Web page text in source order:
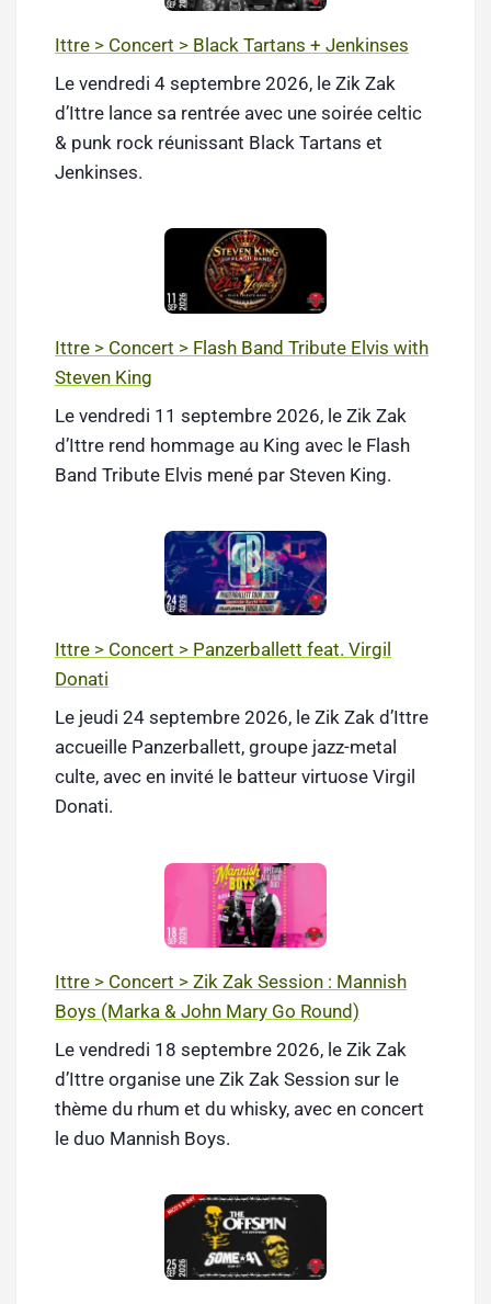
Ittre > Concert > Black Tartans + Jenkinses
Le vendredi 4 septembre 2026, le Zik Zak
d’Ittre lance sa rentrée avec une soirée celtic
& punk rock réunissant Black Tartans et
Jenkinses.
Ittre > Concert > Flash Band Tribute Elvis with
Steven King
Le vendredi 11 septembre 2026, le Zik Zak
d’Ittre rend hommage au King avec le Flash
Band Tribute Elvis mené par Steven King.
Ittre > Concert > Panzerballett feat. Virgil
Donati
Le jeudi 24 septembre 2026, le Zik Zak d’Ittre
accueille Panzerballett, groupe jazz-metal
culte, avec en invité le batteur virtuose Virgil
Donati.
Ittre > Concert > Zik Zak Session : Mannish
Boys (Marka & John Mary Go Round)
Le vendredi 18 septembre 2026, le Zik Zak
d’Ittre organise une Zik Zak Session sur le
thème du rhum et du whisky, avec en concert
le duo Mannish Boys.